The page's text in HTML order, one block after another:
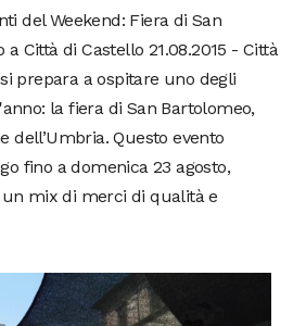
del Weekend: Fiera di San
a Città di Castello 21.08.2015 - Città
prepara a ospitare uno degli
la fiera di San Bartolomeo,
dell’Umbria. Questo evento
fino a domenica 23 agosto,
mix di merci di qualità e